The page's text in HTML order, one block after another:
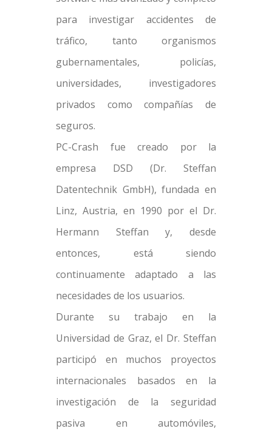
para investigar accidentes de
tráfico, tanto organismos
gubernamentales, policías,
universidades, investigadores
privados como compañías de
seguros.
PC-Crash fue creado por la
empresa DSD (Dr. Steffan
Datentechnik GmbH), fundada en
Linz, Austria, en 1990 por el Dr.
Hermann Steffan y, desde
entonces, está siendo
continuamente adaptado a las
necesidades de los usuarios.
Durante su trabajo en la
Universidad de Graz, el Dr. Steffan
participó en muchos proyectos
internacionales basados en la
investigación de la seguridad
pasiva en automóviles,